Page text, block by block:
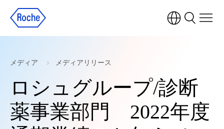
メディア メディアリリース
ロシュグループ/診断
薬事業部門 2022年度